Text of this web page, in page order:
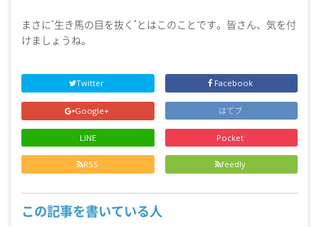
まさに´生き馬の目を抜く´とはこのことです。皆さん、気を付
けましょうね。
Twitter Facebook
Google+ はてブ
LINE Pocket
RSS feedly
この記事を書いている人